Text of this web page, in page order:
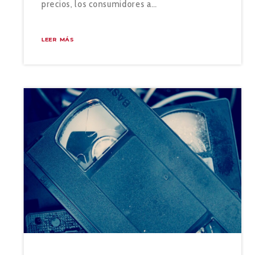
precios, los consumidores a…
LEER MÁS